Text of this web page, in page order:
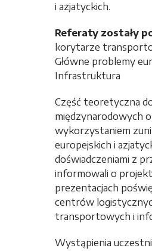
i azjatyckich.
Referaty zostały
korytarze
Główne problemy
Infrastruktura
Część teoretyczna
międzynarodowych
wykorzystaniem
europejskich i
doświadczeniami z
informowali o
prezentacjach
centrów
transportowych i
Wystąpienia